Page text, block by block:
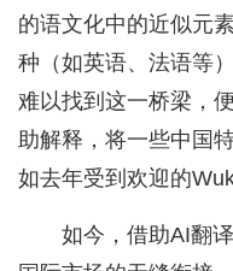
的语文化中的近似元
种（如英语、法语等
难以找到这一桥梁，
助解释，将一些中国
如去年受到欢迎的
如今，借助AI翻